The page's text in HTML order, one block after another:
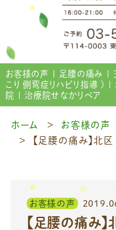
お客様の声 | 足腰の痛み |
こり 側弯症リハビリ指導 )
院 | 治療院せなかリペア
ホーム
お客様の声
【足腰の痛み】北
お客様の声
【足腰の痛み